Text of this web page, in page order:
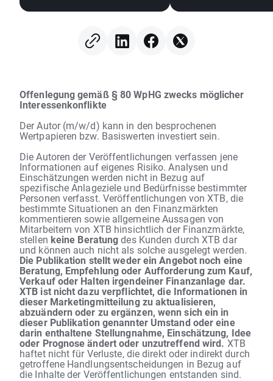
Sorgen.
Offenlegung gemäß § 80 WpHG zwecks möglicher
Interessenkonflikte
Der Autor (m/w/d) kann in den besprochenen
Wertpapieren bzw. Basiswerten investiert sein.
Die Autoren der Veröffentlichungen verfassen jene
Informationen auf eigenes Risiko. Analysen und
Einschätzungen werden nicht in Bezug auf
spezifische Anlageziele und Bedürfnisse bestimmter
Personen verfasst. Veröffentlichungen von XTB, die
bestimmte Situationen an den Finanzmärkten
kommentieren sowie allgemeine Aussagen von
Mitarbeitern von XTB hinsichtlich der Finanzmärkte,
stellen keine Beratungdes Kunden durch XTB dar
und können auch nicht als solche ausgelegt werden.
Die Publikation stellt weder ein Angebot noch eine
Beratung, Empfehlung oder Aufforderung zum Kauf,
Verkauf oder Halten irgendeiner Finanzanlage dar.
XTB ist nicht dazu verpflichtet, die Informationen in
dieser Marketingmitteilung zu aktualisieren,
abzuändern oder zu ergänzen, wenn sich ein in
dieser Publikation genannter Umstand oder eine
darin enthaltene Stellungnahme, Einschätzung, Idee
oder Prognose ändert oder unzutreffend wird.XTB
haftet nicht für Verluste, die direkt oder indirekt durch
getroffene Handlungsentscheidungen in Bezug auf
die Inhalte der Veröffentlichungen entstanden sind.